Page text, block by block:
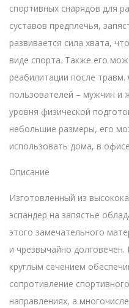
спортивных снарядов для
суставов предплечья,
развивается сила хвата,
виде спорта. Также его
реабилитации после
пользователей – мужчин и
уровня физической
небольшие размеры, его
использовать дома, в
Описание
Изготовленный из
эспандер на запястье
этого замечательного
и чрезвычайно
круглым сечением
сопротивление
направлениях, а